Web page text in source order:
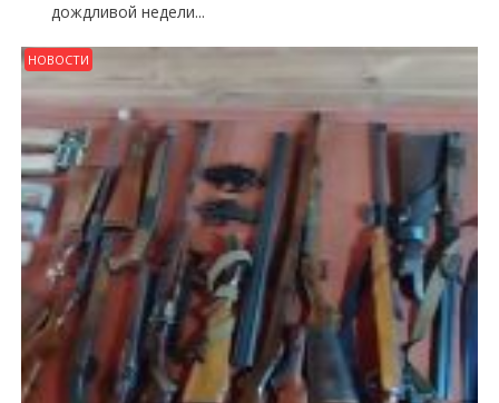
дождливой недели...
НОВОСТИ